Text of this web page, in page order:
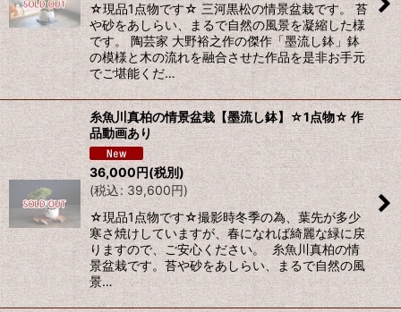
☆現品1点物です☆ 三河黒松の情景盆栽です。 苔
や砂をあしらい、まるで自然の風景を凝縮した様
です。 陶芸家 大野裕之作の傑作「墨流し鉢」鉢
の模様と木の流れを融合させた作品を是非お手元
でご堪能くだ…
糸魚川真柏の情景盆栽【墨流し鉢】☆1点物☆ 作
品動画あり
36,000円(税別)
(税込: 39,600円)
☆現品1点物です☆撮影時冬季の為、葉先が多少
寒さ焼けしていますが、春になれば綺麗な緑に戻
りますので、ご安心ください。 糸魚川真柏の情
景盆栽です。苔や砂をあしらい、まるで自然の風
景…